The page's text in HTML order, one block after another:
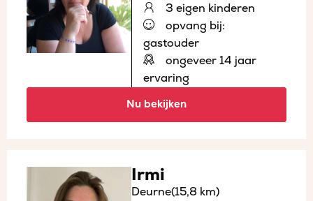
3 eigen kinderen
opvang bij:
gastouder
ongeveer 14 jaar
ervaring
Nu bekijken
Irmi
Deurne(15,8 km)